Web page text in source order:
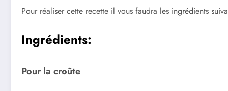
Pour réaliser cette recette il vous faudra les ingrédients
Ingrédients:
Pour la croûte